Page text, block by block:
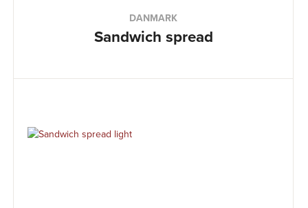
DANMARK
Sandwich spread